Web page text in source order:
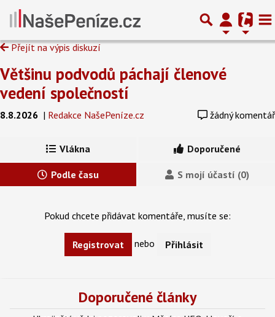
Přejít na výpis diskuzí
Většinu podvodů páchají členové
vedení společností
8.8.2026 | Redakce NašePeníze.cz žádný komentář
Vlákna Doporučené
Podle času S mojí účastí (0)
Pokud chcete přidávat komentáře, musíte se:
Registrovat nebo Přihlásit
Doporučené články